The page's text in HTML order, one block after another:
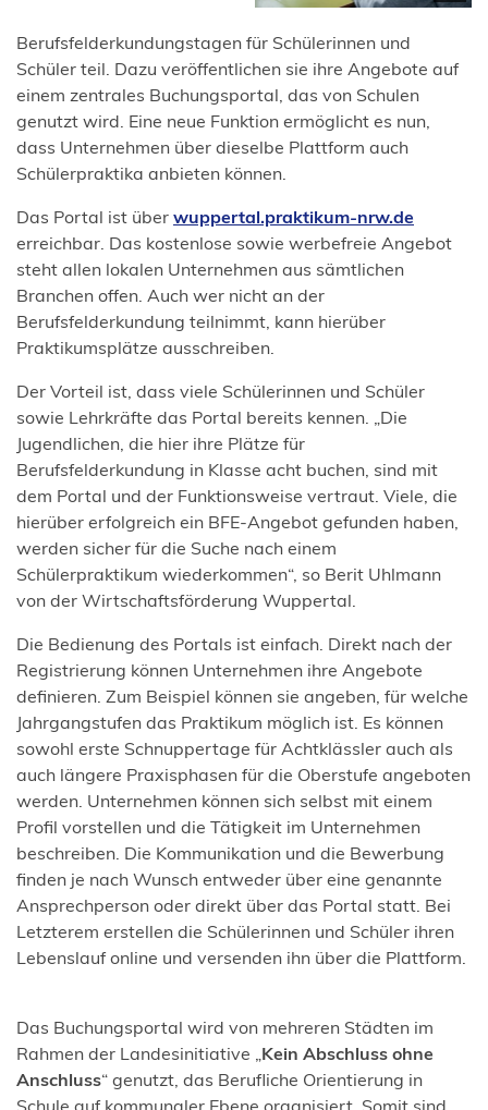
Berufsfelderkundungstagen für Schülerinnen und
Schüler teil. Dazu veröffentlichen sie ihre Angebote auf
einem zentrales Buchungsportal, das von Schulen
genutzt wird. Eine neue Funktion ermöglicht es nun,
dass Unternehmen über dieselbe Plattform auch
Schülerpraktika anbieten können.
Das Portal ist über wuppertal.praktikum-nrw.de
(Öffnet
einem
neuen
Tab)
erreichbar. Das kostenlose sowie werbefreie Angebot
steht allen lokalen Unternehmen aus sämtlichen
Branchen offen. Auch wer nicht an der
Berufsfelderkundung teilnimmt, kann hierüber
Praktikumsplätze ausschreiben.
Der Vorteil ist, dass viele Schülerinnen und Schüler
sowie Lehrkräfte das Portal bereits kennen. „Die
Jugendlichen, die hier ihre Plätze für
Berufsfelderkundung in Klasse acht buchen, sind mit
dem Portal und der Funktionsweise vertraut. Viele, die
hierüber erfolgreich ein BFE-Angebot gefunden haben,
werden sicher für die Suche nach einem
Schülerpraktikum wiederkommen“, so Berit Uhlmann
von der Wirtschaftsförderung Wuppertal.
Die Bedienung des Portals ist einfach. Direkt nach der
Registrierung können Unternehmen ihre Angebote
definieren. Zum Beispiel können sie angeben, für welche
Jahrgangstufen das Praktikum möglich ist. Es können
sowohl erste Schnuppertage für Achtklässler auch als
auch längere Praxisphasen für die Oberstufe angeboten
werden. Unternehmen können sich selbst mit einem
Profil vorstellen und die Tätigkeit im Unternehmen
beschreiben. Die Kommunikation und die Bewerbung
finden je nach Wunsch entweder über eine genannte
Ansprechperson oder direkt über das Portal statt. Bei
Letzterem erstellen die Schülerinnen und Schüler ihren
Lebenslauf online und versenden ihn über die Plattform.
Das Buchungsportal wird von mehreren Städten im
Rahmen der Landesinitiative „Kein Abschluss ohne
Anschluss“ genutzt, das Berufliche Orientierung in